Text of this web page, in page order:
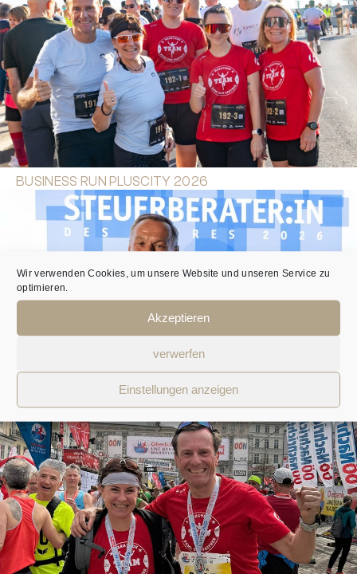
Wir verwenden Cookies, um unsere Website und unseren Service zu
optimieren.
Akzeptieren
verwerfen
Einstellungen anzeigen
BUSINESS RUN PLUSCITY 2026
ZUM 12. MAL STEUERBERATER DES JAHRES